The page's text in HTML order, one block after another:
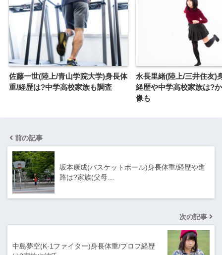
佐藤一世(陸上/青山学院大学)身長体
重/経歴は?中学高校家族も調査
永長里緒(陸上/三井住友)
経歴や中学高校家族は?
像も
前の記事
坂本康成(バスケットボール)身長体重/経歴や進
路は?家族(父母…
次の記事
中島夢空(K-1ファイター)身長体重/プロフ経歴